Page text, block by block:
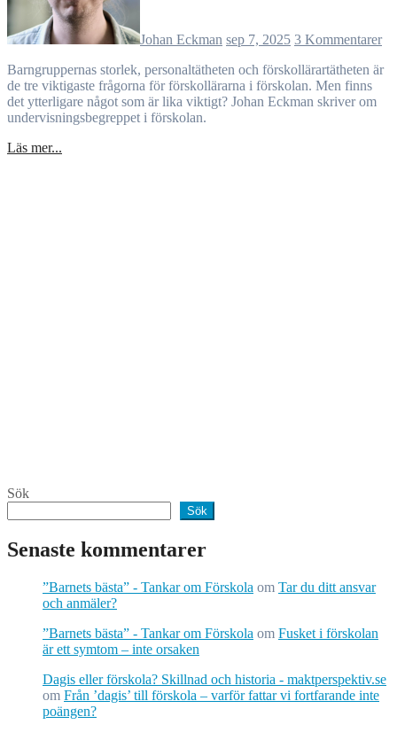
Johan Eckman sep 7, 2025 3 Kommentarer
Barngruppernas storlek, personaltätheten och förskollärartätheten är
de tre viktigaste frågorna för förskollärarna i förskolan. Men finns
det ytterligare något som är lika viktigt? Johan Eckman skriver om
undervisningsbegreppet i förskolan.
Läs mer...
Sök
Sök
Senaste kommentarer
”Barnets bästa” - Tankar om Förskola om Tar du ditt ansvar
och anmäler?
”Barnets bästa” - Tankar om Förskola om Fusket i förskolan
är ett symtom – inte orsaken
Dagis eller förskola? Skillnad och historia - maktperspektiv.se
om Från ’dagis’ till förskola – varför fattar vi fortfarande inte
poängen?